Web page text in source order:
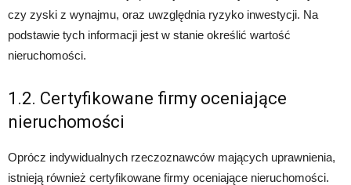
czy zyski z wynajmu, oraz uwzględnia ryzyko inwestycji. Na
podstawie tych informacji jest w stanie określić wartość
nieruchomości.
1.2. Certyfikowane firmy oceniające
nieruchomości
Oprócz indywidualnych rzeczoznawców mających uprawnienia,
istnieją również certyfikowane firmy oceniające nieruchomości.